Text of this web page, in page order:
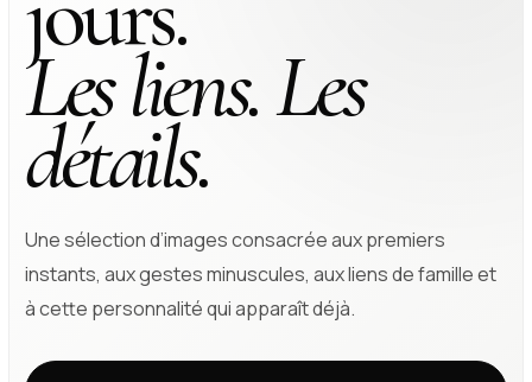
Les liens. Les
détails.
Une sélection d’images consacrée aux premiers
instants, aux gestes minuscules, aux liens de famille et
à cette personnalité qui apparaît déjà.